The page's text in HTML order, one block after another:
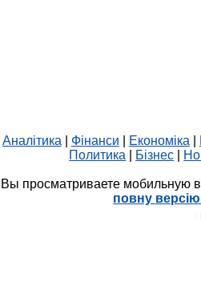
Аналітика Фінанси Економіка
Политика
Бізнес
Вы просматриваете мобильную
повну версію